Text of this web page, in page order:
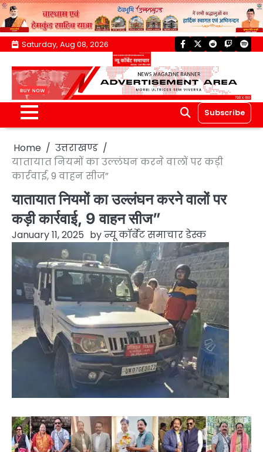
Skip
content
Saturday, Aug 08, 2026 facebook
twitterreddittwitch
Subscribe
Home
उत्तराखण्ड
यातायात नियमों का उल्लंघन करने वालों पर कड़ी
कार्रवाई, 9 वाहन सीज”
यातायात नियमों का उल्लंघन करने वालों पर
कड़ी कार्रवाई, 9 वाहन सीज”
January 11, 2025 byन्यू कॉर्बेट समाचार डेस्क